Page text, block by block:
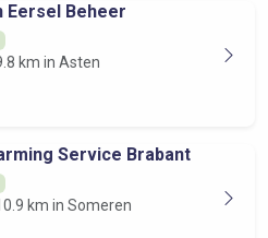
Eersel Beheer
km in Asten
Service Brabant
km in Someren